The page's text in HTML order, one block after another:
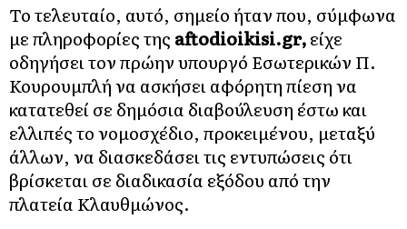
Το τελευταίο, αυτό, σημείο ήταν που, σύμφωνα
με πληροφορίες της aftodioikisi.gr,είχε
οδηγήσει τον πρώην υπουργό Εσωτερικών Π.
Κουρουμπλή να ασκήσει αφόρητη πίεση να
κατατεθεί σε δημόσια διαβούλευση έστω και
ελλιπές το νομοσχέδιο, προκειμένου, μεταξύ
άλλων, να διασκεδάσει τις εντυπώσεις ότι
βρίσκεται σε διαδικασία εξόδου από την
πλατεία Κλαυθμώνος.